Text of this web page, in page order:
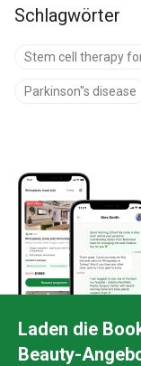
Schlagwörter
Stem cell therapy
Parkinson"s disease
Laden die
Beauty-